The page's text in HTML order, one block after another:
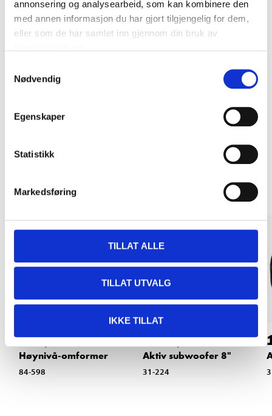
annonsering og analysearbeid, som kan kombinere den
med annen informasjon du har gjort tilgjengelig for dem,
eller som de har samlet inn gjennom din bruk av
Nødvendig
Egenskaper
Statistikk
Markedsføring
TILLAT ALLE
TILLAT UTVALG
IKKE TILLAT
Andre kunder har også kjøpt
139,-
Høynivå-omformer
84-598
1499,-
Aktiv subwoofer 8"
31-224